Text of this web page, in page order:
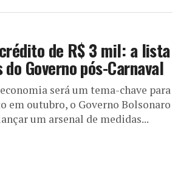
crédito de R$ 3 mil: a lista
do Governo pós-Carnaval
será um tema-chave para
em outubro, o Governo Bolsonaro
um arsenal de medidas...